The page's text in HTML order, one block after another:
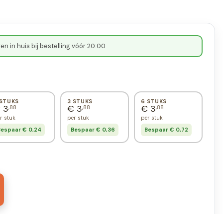
in huis bij bestelling vóór 20:00
3,88
stuk
€ 0,24
3 STUKS
€ 3,88
per stuk
Bespaar € 0,36
6 STUKS
€ 3,88
per stuk
Bespaar € 0,72